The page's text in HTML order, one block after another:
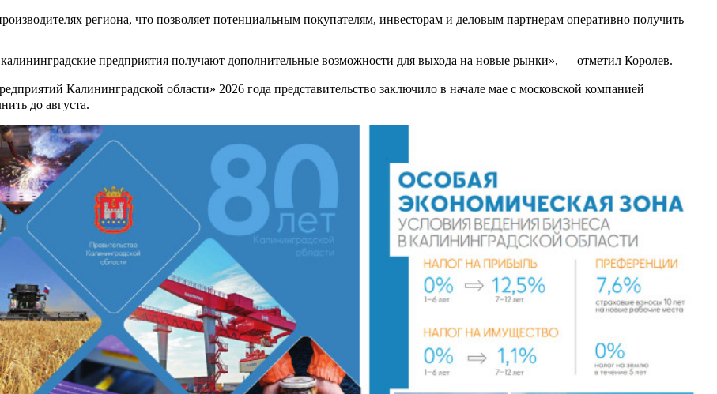
региона, что позволяет потенциальным покупателям, инвесторам и деловым партнерам оперативно получить
калининградские предприятия получают дополнительные возможности для выхода на новые рынки», — отметил Королев.
Калининградской области» 2026 года представительство заключило в начале мае с московской компанией
до августа.